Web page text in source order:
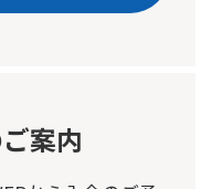
案内